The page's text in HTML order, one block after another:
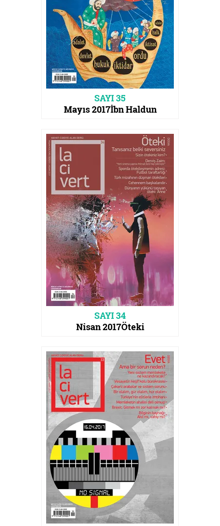
SAYI 35
Mayıs 2017İbn Haldun
SAYI 34
Nisan 2017Öteki